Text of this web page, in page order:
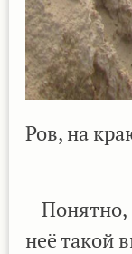
Ров, на
Понятно,
неё такой